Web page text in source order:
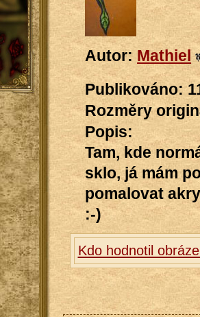
Autor: Mathiel
Publikováno:
Rozměry
Popis:
Tam, kde
sklo, já mám
pomalovat
:-)
Kdo hodnotil